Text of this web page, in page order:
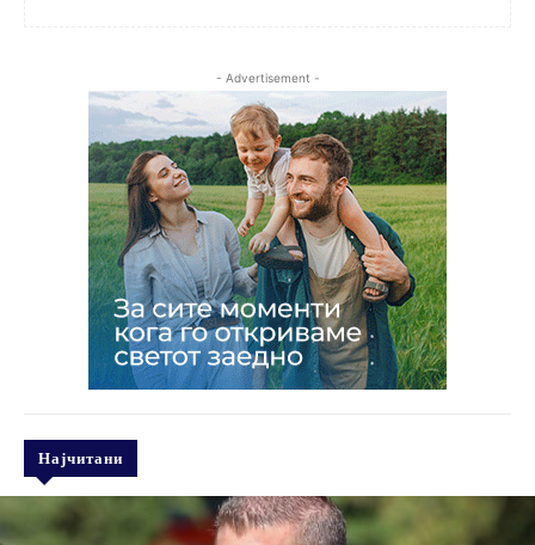
- Advertisement -
Најчитани